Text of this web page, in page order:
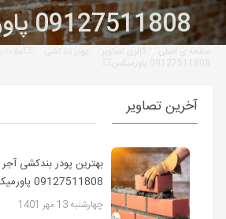
09127511808 پاورمیکس💥
صفحه ی اصلی گالري تصاوير پودر بندکشی
09127511808 پاورمیکس💥
آخرین تصاویر
09127511808 پاورمیکس
چهارشنبه 13 مهر 1401